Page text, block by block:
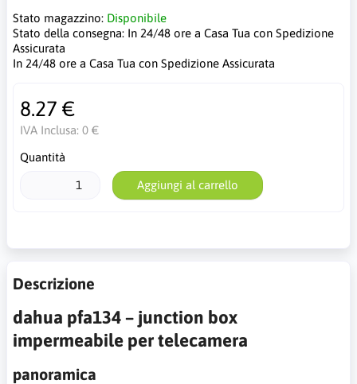
Stato magazzino: Disponibile
Stato della consegna: In 24/48 ore a Casa Tua con Spedizione
Assicurata
In 24/48 ore a Casa Tua con Spedizione Assicurata
8.27 €
IVA Inclusa: 0 €
Quantità
Aggiungi al carrello
Descrizione
dahua pfa134 – junction box
impermeabile per telecamera
panoramica